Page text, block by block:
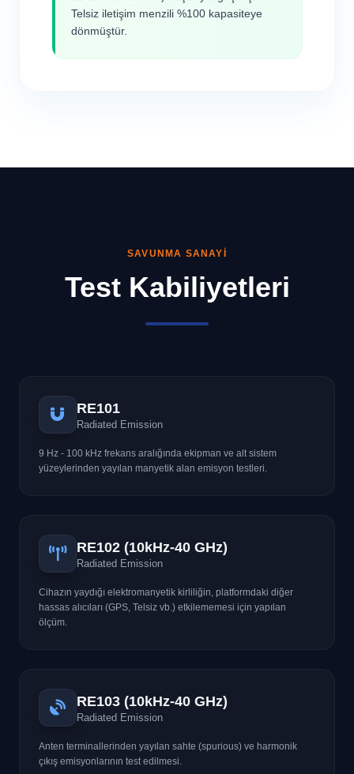
Telsiz iletişim menzili %100 kapasiteye
dönmüştür.
SAVUNMA SANAYI
Test Kabiliyetleri
RE101
Radiated Emission
9 Hz - 100 kHz frekans aralığında ekipman ve alt sistem
yüzeylerinden yayılan manyetik alan emisyon testleri.
RE102 (10kHz-40 GHz)
Radiated Emission
Cihazın yaydığı elektromanyetik kirliliğin, platformdaki diğer
hassas alıcıları (GPS, Telsiz vb.) etkilememesi için yapılan
ölçüm.
RE103 (10kHz-40 GHz)
Radiated Emission
Anten terminallerinden yayılan sahte (spurious) ve harmonik
çıkış emisyonlarının test edilmesi.